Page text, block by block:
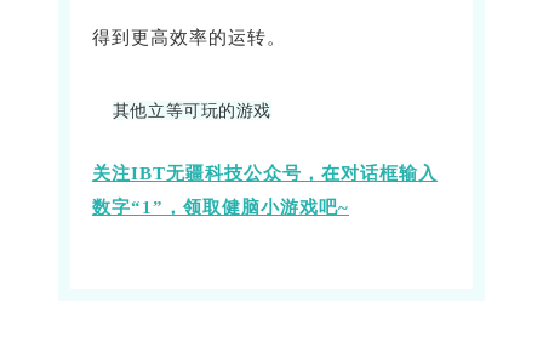
得到更高效率的运转。
其他立等可玩的游戏
关注IBT无疆科技公众号， 在对话框输入
数字“1”，领取健脑小游戏吧~